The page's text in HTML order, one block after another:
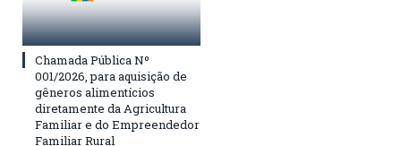
Chamada Pública Nº
001/2026, para aquisição de
gêneros alimentícios
diretamente da Agricultura
Familiar e do Empreendedor
Familiar Rural